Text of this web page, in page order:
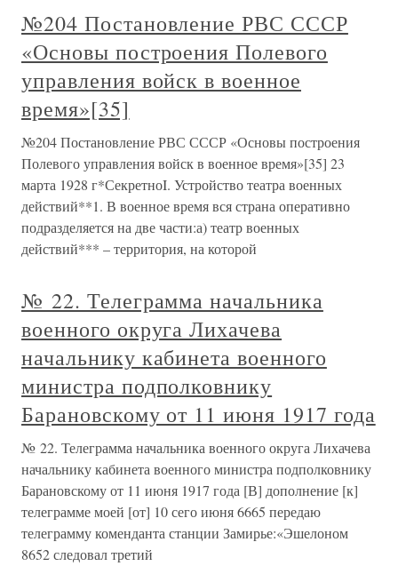
№204 Постановление РВС СССР
«Основы построения Полевого
управления войск в военное
время»[35]
№204 Постановление РВС СССР «Основы построения
Полевого управления войск в военное время»[35] 23
марта 1928 г*СекретноI. Устройство театра военных
действий**1. В военное время вся страна оперативно
подразделяется на две части:а) театр военных
действий*** – территория, на которой
№ 22. Телеграмма начальника
военного округа Лихачева
начальнику кабинета военного
министра подполковнику
Барановскому от 11 июня 1917 года
№ 22. Телеграмма начальника военного округа Лихачева
начальнику кабинета военного министра подполковнику
Барановскому от 11 июня 1917 года [В] дополнение [к]
телеграмме моей [от] 10 сего июня 6665 передаю
телеграмму коменданта станции Замирье:«Эшелоном
8652 следовал третий